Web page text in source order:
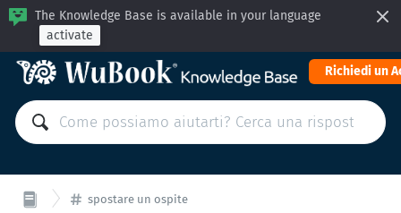
The Knowledge Base is available in your language
activate
Richiedi un
spostare un ospite